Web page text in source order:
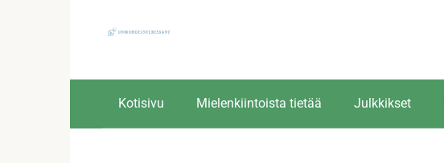
Kotisivu Mielenkiintoista tietää Julkkikset